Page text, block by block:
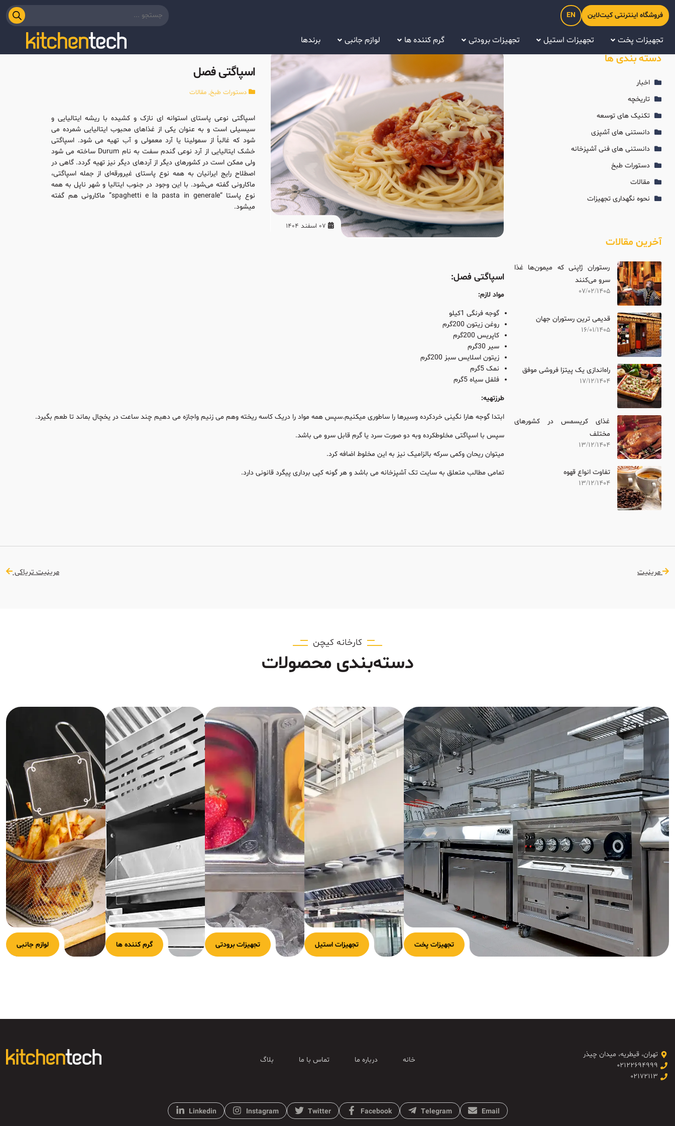
فروشگاه اینترنتی کیت‌لاین EN
تجهیزات پخت تجهیزات استیل تجهیزات برودتی گرم کننده ها لوازم جانبی برندها
دسته بندی ها
اخبار
تاریخچه
تکنیک های توسعه
دانستنی های آشپزی
دانستنی های فنی آشپزخانه
دستورات طبخ
مقالات
نحوه نگهداری تجهیزات
آخرین مقالات
رستوران ژاپنی که میمون‌ها غذا
سرو می‌کنند
07/02/1405
قدیمی ترین رستوران جهان
16/01/1405
راه‌اندازی یک پیتزا فروشی موفق
17/12/1404
غذای کریسمس در کشورهای
مختلف
13/12/1404
تفاوت انواع قهوه
13/12/1404
اسپاگتی فصل
07 اسفند 1404
دستورات طبخ, مقالات
اسپاگتی نوعی پاستای استوانه ای نازک و کشیده با ریشه ایتالیایی و
سیسیلی است و به عنوان یکی از غذاهای محبوب ایتالیایی شمرده می
شود که غالباً از سمولینا یا آرد معمولی و آب تهیه می شود. اسپاگتی
خشک ایتالیایی از آرد نوعی گندم سفت به نام Durum ساخته می شود
ولی ممکن است در کشورهای دیگر از آردهای دیگر نیز تهیه گردد. گاهی در
اصطلاح رایج ایرانیان به همه نوع پاستای غیرورقه‌ای از جمله اسپاگتی،
ماکارونی گفته می‌شود. با این وجود در جنوب ایتالیا و شهر ناپل به همه
نوع پاستا “spaghetti e la pasta in generale” ماکارونی هم گفته
میشود.
اسپاگتی فصل:
مواد لازم:
گوجه فرنگی 1کیلو
روغن زیتون 200گرم
کاپریس 200گرم
سیر 30گرم
زیتون اسلایس سبز 200گرم
نمک 5گرم
فلفل سیاه 5گرم
طرزتهیه:
ابتدا گوجه هارا نگینی خردکرده وسیرها را ساطوری میکنیم.سپس همه مواد را دریک کاسه ریخته وهم می زنیم واجازه می دهیم چند ساعت در یخچال بماند تا طعم بگیرد.
سپس با اسپاگتی مخلوطکرده وبه دو صورت سرد یا گرم قابل سرو می باشد.
میتوان ریحان وکمی سرکه بالزامیک نیز به این مخلوط اضافه کرد.
تمامی مطالب متعلق به سایت تک آشپزخانه می باشد و هر گونه کپی برداری پیگرد قانونی دارد.
مرینیت مرینیت تریاکی
کارخانه کیچن
دسته‌بندی محصولات
تجهیزات پخت تجهیزات استیل تجهیزات برودتی گرم کننده ها لوازم جانبی
تهران، قیطریه، میدان چیذر
۰۲۱۲۲۶۹۴۹۹۹
۰۲۱۷۲۱۱۳
خانه درباره ما تماس با ما بلاگ
Linkedin Instagram Twitter Facebook Telegram Email